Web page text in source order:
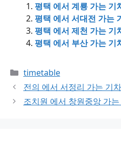
평택 에서 계룡 가는 기
평택 에서 서대전 가는
평택 에서 제천 가는 기
평택 에서 부산 가는 기
Categories
timetable
전의 에서 서정리 가는 기
조치원 에서 창원중앙 가